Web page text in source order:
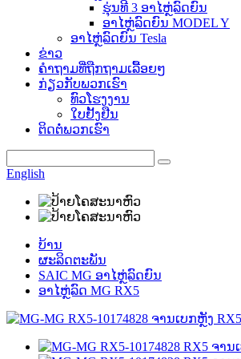
ຮຸ່ນທີ 3 ອາໄຫຼ່ລົດຍົນ
ອາໄຫຼ່ລົດຍົນ MODEL Y
ອາໄຫຼ່ລົດຍົນ Tesla
ຂ່າວ
ຄຳຖາມທີ່ຖືກຖາມເລື້ອຍໆ
ກ່ຽວກັບພວກເຮົາ
ທົວໂຮງງານ
ໃບຢັ້ງຢືນ
ຕິດຕໍ່ພວກເຮົາ
English
ບ້ານ
ຜະລິດຕະພັນ
SAIC MG ອາໄຫຼ່ລົດຍົນ
ອາໄຫຼ່ລົດ MG RX5